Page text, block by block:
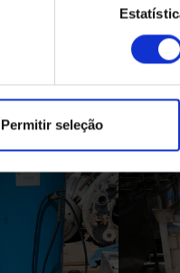
Permitir seleção